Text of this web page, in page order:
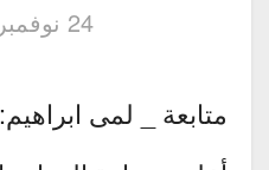
24 نوفمبر، 2022
متابعة _ لمى ابراهيم: